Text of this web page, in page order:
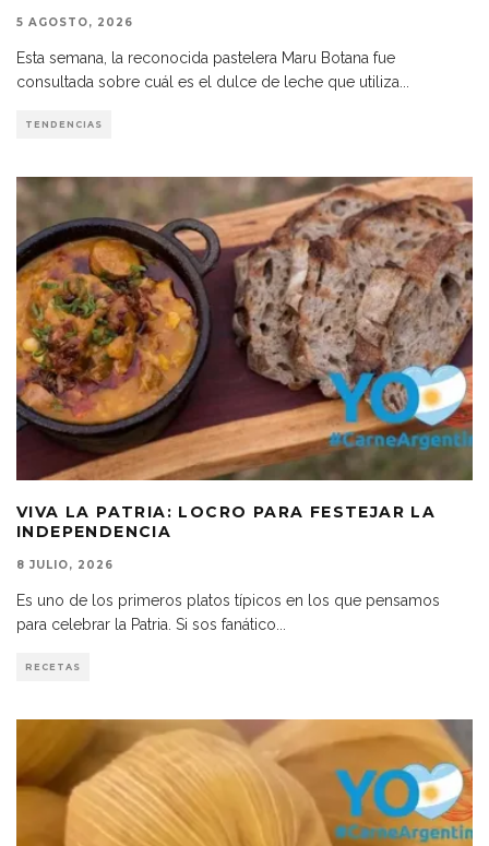
5 AGOSTO, 2026
Esta semana, la reconocida pastelera Maru Botana fue
consultada sobre cuál es el dulce de leche que utiliza
TENDENCIAS
VIVA LA PATRIA: LOCRO PARA FESTEJAR LA
INDEPENDENCIA
8 JULIO, 2026
Es uno de los primeros platos típicos en los que pensamos
para celebrar la Patria. Si sos fanático...
RECETAS